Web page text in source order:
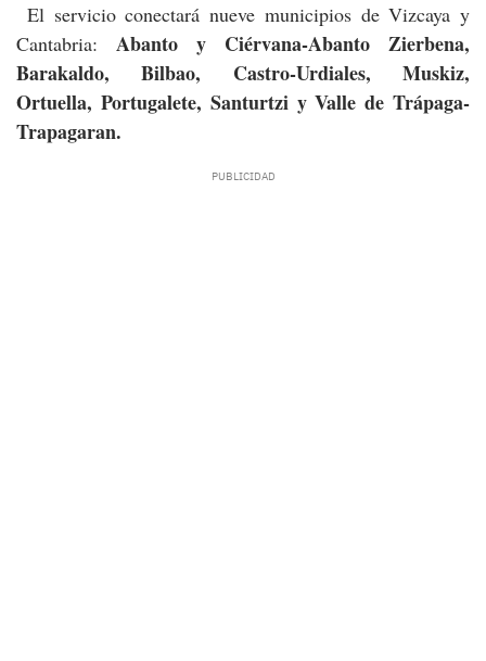
El servicio conectará nueve municipios de Vizcaya y
Cantabria: Abanto y Ciérvana-Abanto Zierbena,
Barakaldo, Bilbao, Castro-Urdiales, Muskiz,
Ortuella, Portugalete, Santurtzi y Valle de Trápaga-
Trapagaran.